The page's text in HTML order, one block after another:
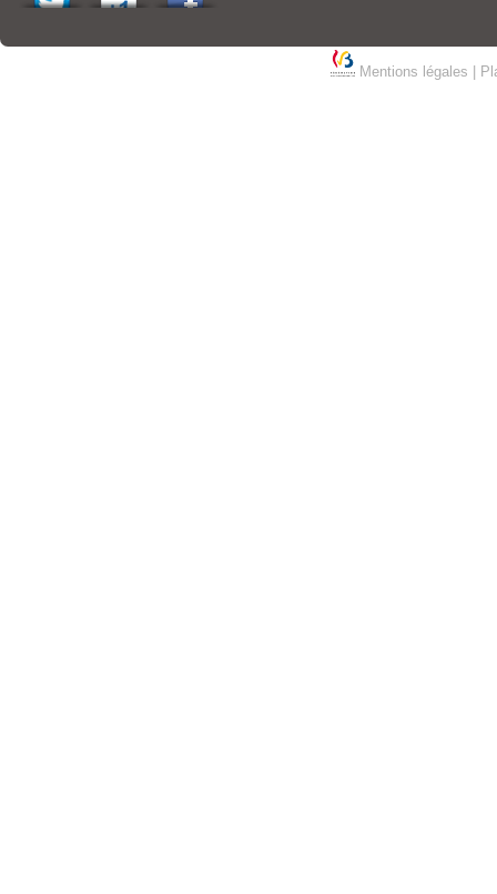
Mentions légales